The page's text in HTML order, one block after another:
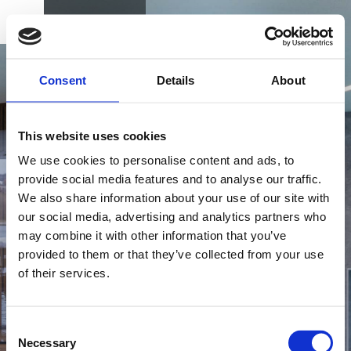
Consent Details About
This website uses cookies
We use cookies to personalise content and ads, to
provide social media features and to analyse our traffic.
We also share information about your use of our site with
our social media, advertising and analytics partners who
may combine it with other information that you’ve
provided to them or that they’ve collected from your use
of their services.
Consent
Selection
Necessary
BOOK DK EN DE
OPLEV ALSIK SPA
HOTEL MED SPA UDOVER
DET SÆDVANLIGE
Fra det øjeblik du træder ind i Alsik Spa Pool, vil
du straks fornemme den særlige ro og afslappende
atmosfære, der er skabt gennem en perfekt balance